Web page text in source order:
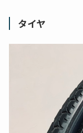
タイヤ